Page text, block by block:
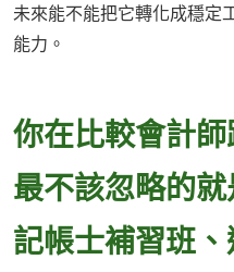
未來能不能把它轉化成穩定
能力。
你在比較會計師
最不該忽略的
記帳士補習班